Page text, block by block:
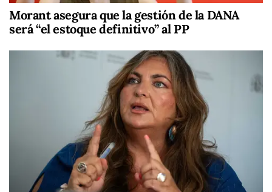
Morant asegura que la gestión de la DANA
será “el estoque definitivo” al PP